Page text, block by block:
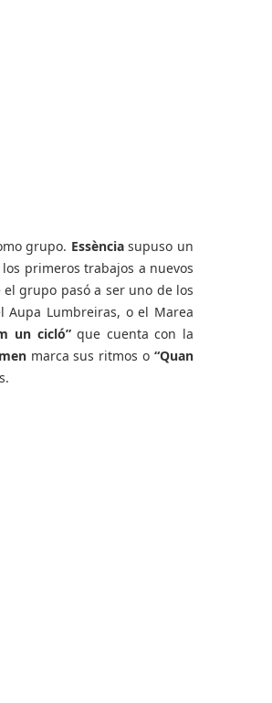
grupo. Essènciasupuso un
primeros trabajos a nuevos
grupo pasó a ser uno de los
Aupa Lumbreiras, o el Marea
un cicló”que cuenta con la
marca sus ritmos o“Quan